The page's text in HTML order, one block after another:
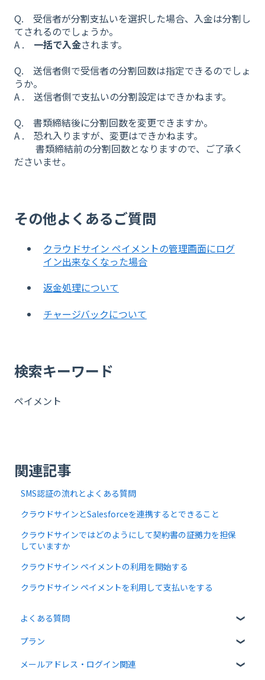
Q. 受信者が分割支払いを選択した場合、入金は分割し
てされるのでしょうか。
A . 一括で入金されます。
Q. 送信者側で受信者の分割回数は指定できるのでしょ
うか。
A . 送信者側で支払いの分割設定はできかねます。
Q. 書類締結後に分割回数を変更できますか。
A . 恐れ入りますが、変更はできかねます。
書類締結前の分割回数となりますので、ご了承く
ださいませ。
その他よくあるご質問
クラウドサイン ペイメントの管理画面にログ
イン出来なくなった場合
返金処理について
チャージバックについて
検索キーワード
ペイメント
関連記事
SMS認証の流れとよくある質問
クラウドサインとSalesforceを連携するとできること
クラウドサインではどのようにして契約書の証拠力を担保
していますか
クラウドサイン ペイメントの利用を開始する
クラウドサイン ペイメントを利用して支払いをする
よくある質問
クラウドサインについて
書類について
プラン
無料プラン
メールアドレス・ログイン関連